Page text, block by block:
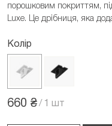
порошковим покриттям,
Luxe. Це дрібниця, яка
Колір
660 ₴ / 1 шт